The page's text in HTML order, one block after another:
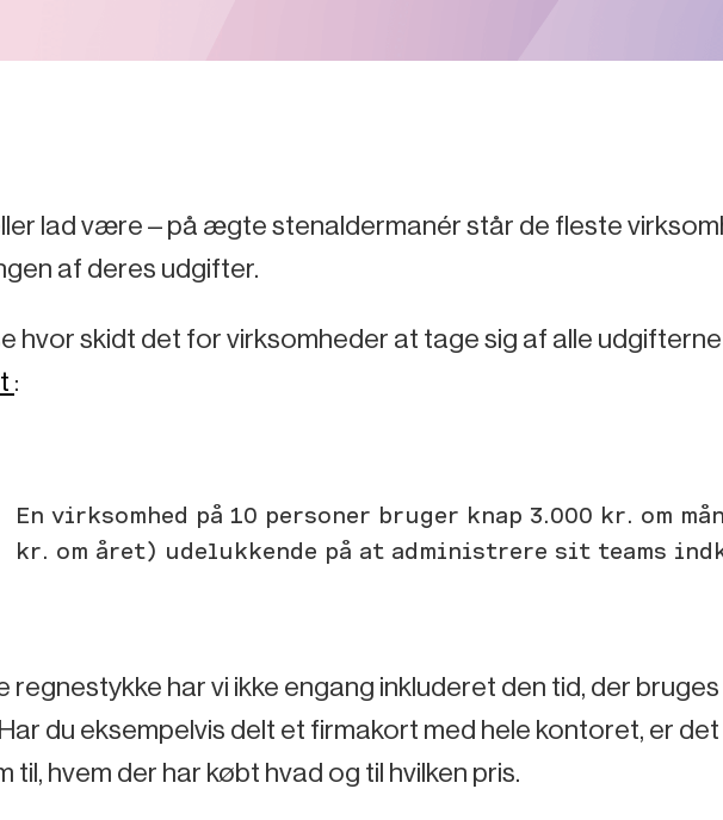
lad være – på ægte stenaldermanér står de fleste
af deres udgifter.
hvor skidt det for virksomheder at tage sig af alle
:
En virksomhed på 10 personer bruger knap 3.000 kr. om
kr. om året) udelukkende på at administrere sit teams
regnestykke har vi ikke engang inkluderet den tid, der
du eksempelvis delt et firmakort med hele kontoret, er
til, hvem der har købt hvad og til hvilken pris.